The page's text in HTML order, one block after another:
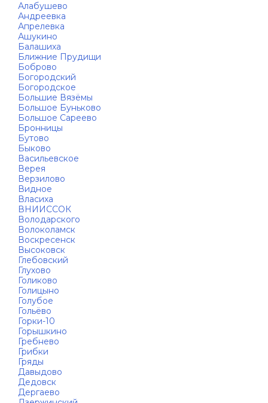
Алабушево
Андреевка
Апрелевка
Ашукино
Балашиха
Ближние Прудищи
Боброво
Богородский
Богородское
Большие Вязёмы
Большое Буньково
Большое Сареево
Бронницы
Бутово
Быково
Васильевское
Верея
Верзилово
Видное
Власиха
ВНИИССОК
Володарского
Волоколамск
Воскресенск
Высоковск
Глебовский
Глухово
Голиково
Голицыно
Голубое
Гольёво
Горки-10
Горышкино
Гребнево
Грибки
Гряды
Давыдово
Дедовск
Дергаево